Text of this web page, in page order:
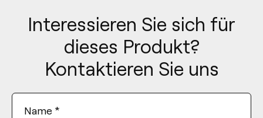
Interessieren Sie sich für
dieses Produkt?
Kontaktieren Sie uns
Name *